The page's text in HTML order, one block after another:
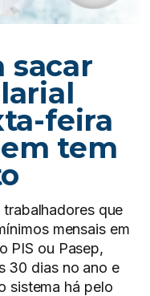
sacar
feira
tem
que
mensais em
PIS ou Pasep,
30 dias no ano e
sistema há pelo